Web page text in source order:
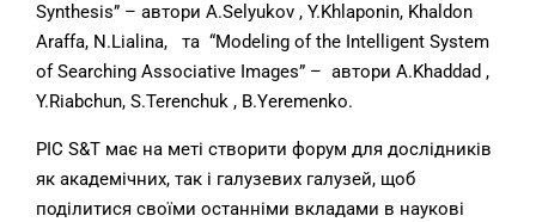
Synthesis” – автори A.Selyukov , Y.Khlaponin, Khaldon
Araffa, N.Lialina, та “Modeling of the Intelligent System
of Searching Associative Images” – автори A.Khaddad ,
Y.Riabchun, S.Terenchuk , B.Yeremenko.
PIC S&T має на меті створити форум для дослідників
як академічних, так і галузевих галузей, щоб
поділитися своїми останніми вкладами в наукові